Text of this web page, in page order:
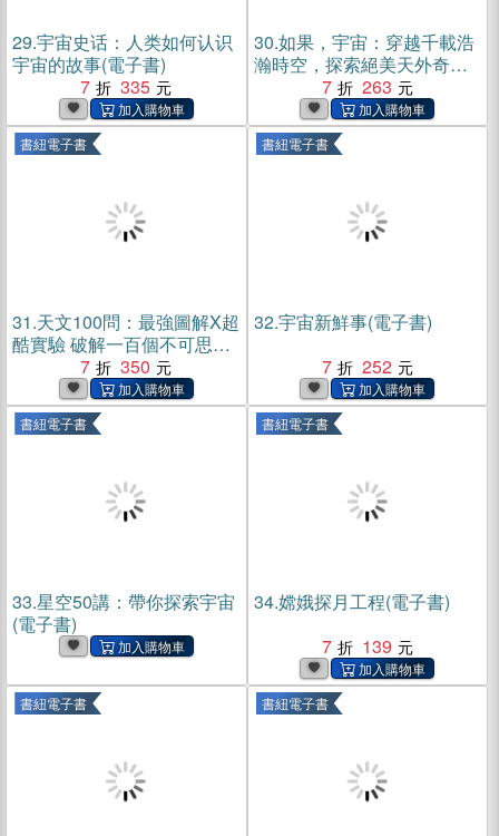
29.宇宙史话：人类如何认识
宇宙的故事(電子書)
7
335
30.如果，宇宙：穿越千載浩
瀚時空，探索絕美天外奇蹟
7 263
書紐電子書
31.天文100問：最強圖解X超
酷實驗 破解一百個不可思議
的宇宙祕密(電子書)
7 350
書紐電子書
32.宇宙新鮮事(電子書)
7
252
書紐電子書
33.星空50講：帶你探索宇宙
(電子書)
書紐電子書
34.嫦娥探月工程(電子書)
7
139
書紐電子書 書紐電子書